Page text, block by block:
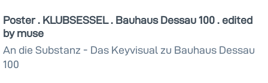
Poster . KLUBSESSEL . Bauhaus Dessau 100 . edited
by muse
An die Substanz - Das Keyvisual zu Bauhaus Dessau
100